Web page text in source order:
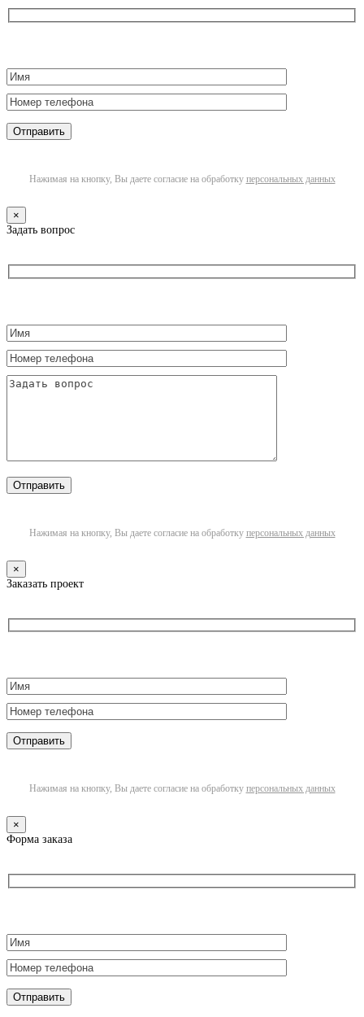
Нажимая на кнопку, Вы даете согласие на обработку персональных данных
×
Задать вопрос
Нажимая на кнопку, Вы даете согласие на обработку персональных данных
×
Заказать проект
Нажимая на кнопку, Вы даете согласие на обработку персональных данных
×
Форма заказа